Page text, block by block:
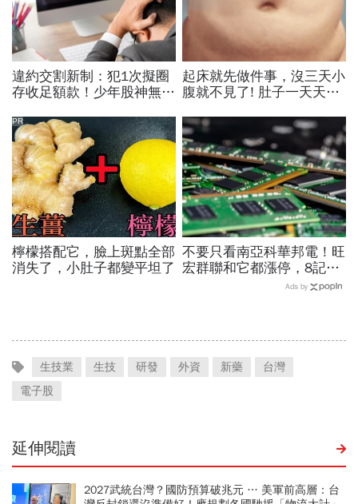
違約交割新制：犯1次擬圈
存收足額款！少年股神無本
違約交割後果「想貸款都
難」
起床就先做件事，沒三天小
腹就不見了! 肚子一天天變
檸檬搭配它，臉上斑點全部
消失了，小肚子都變平坦了
PR
不要只看南亞科華邦電！旺
宏群聯和它都漲停，8記憶
體股各擁啥利多？華邦電法
Ads by
生技業 生技 研發 外資 新藥
台灣
電子股
延伸閱讀
2027武統台灣？國防預算破兆元 … 美軍前高層：台